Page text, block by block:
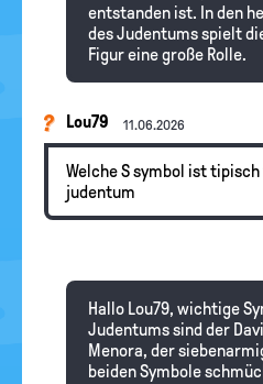
entstanden ist. In den
des Judentums spielt
Figur eine große Rolle.
Lou79 11.06.2026
Welche S symbol ist
judentum
Hallo Lou79, wichtige
Judentums sind der
Menora, der
beiden Symbole